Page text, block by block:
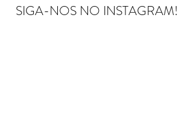
SIGA-NOS NO INSTAGRAM!